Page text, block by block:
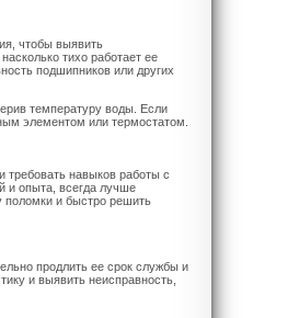
чтобы выявить
тихо работает ее
подшипников или других
температуру воды. Если
элементом или термостатом.
требовать навыков работы с
и опыта, всегда лучше
поломки и быстро решить
продлить ее срок службы и
и выявить неисправность,